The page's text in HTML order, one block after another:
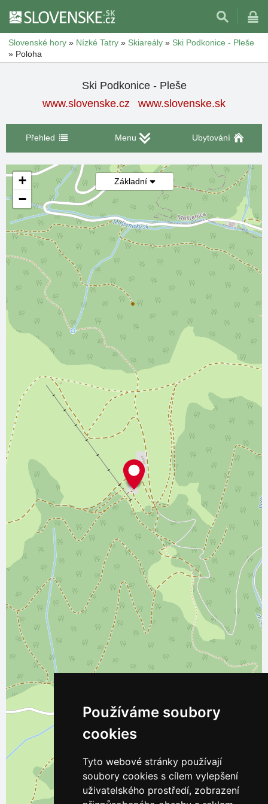
Používáme soubory
cookies
Tyto webové stránky používají
soubory cookies s cílem vylepšení
uživatelského prostředí, zobrazení
Slovenské hory » Nízké Tatry » Skiareály » Ski Podkonice - Pleše
» Poloha
Ski Podkonice - Pleše
www.slovenske.cz
www.slovenske.sk
Přehled Menu Ubytování
Základní
+
−